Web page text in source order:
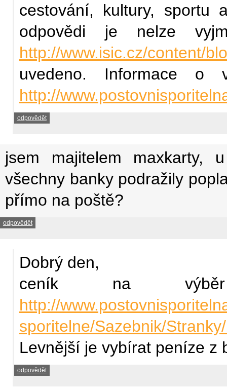
cestování, kultury,
odpovědi je nelze
http://www.isic.cz/content/
uvedeno. Informace o
http://
odpovědět
jsem majitelem maxkarty,
všechny banky podražily
přímo na poště?
odpovědět
Dobrý den,
ceník na
http://
sporitelne/Sazebnik/
Levnější je vybírat peníze z
odpovědět